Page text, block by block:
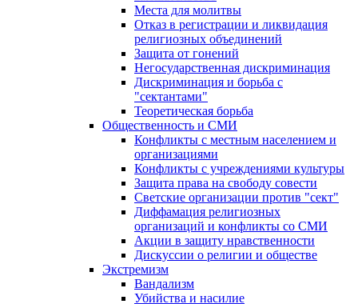
Места для молитвы
Отказ в регистрации и ликвидация
религиозных объединений
Защита от гонений
Негосударственная дискриминация
Дискриминация и борьба с
"сектантами"
Теоретическая борьба
Общественность и СМИ
Конфликты с местным населением и
организациями
Конфликты с учреждениями культуры
Защита права на свободу совести
Светские организации против "сект"
Диффамация религиозных
организаций и конфликты со СМИ
Акции в защиту нравственности
Дискуссии о религии и обществе
Экстремизм
Вандализм
Убийства и насилие